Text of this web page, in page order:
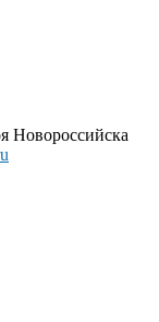
Новороссийска